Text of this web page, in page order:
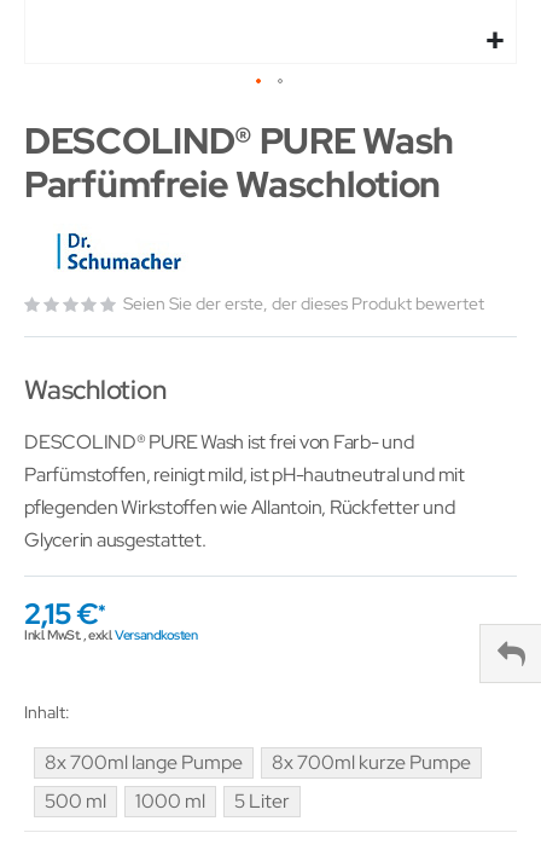
DESCOLIND® PURE Wash
Parfümfreie Waschlotion
Seien Sie der erste, der dieses Produkt bewertet
Waschlotion
DESCOLIND® PURE Wash ist frei von Farb- und
Parfümstoffen, reinigt mild, ist pH-hautneutral und mit
pflegenden Wirkstoffen wie Allantoin, Rückfetter und
Glycerin ausgestattet.
2,15 €
Inkl. MwSt.,exkl.Versandkosten
Inhalt
8x 700ml lange Pumpe
8x 700ml kurze Pumpe
500 ml
1000 ml 5 Liter